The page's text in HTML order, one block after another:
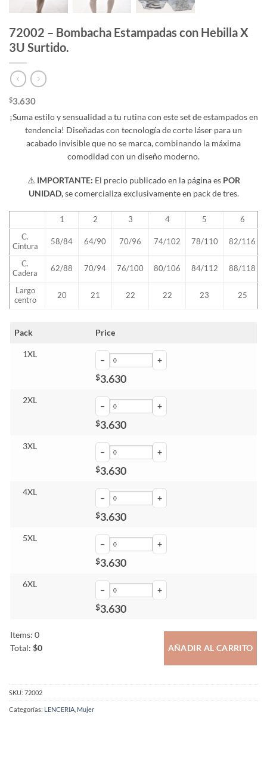
72002 – Bombacha Estampadas con Hebilla X
3U Surtido.
$3.630
¡Suma estilo y sensualidad a tu rutina con este set de estampados en
tendencia! Diseñadas con tecnología de corte láser para un
acabado invisible que no se marca, combinando la máxima
comodidad con un diseño moderno.
⚠️ IMPORTANTE: El precio publicado en la página es POR
UNIDAD,se comercializa exclusivamente en pack de tres.
1 2 3 4 5
6
C.
Cintura
58/84 64/90 70/96 74/102 78/110 82/116
C.
Cadera
62/88 70/94 76/100 80/106 84/112 88/118
Largo
centro
20 21 22 22 23 25
Pack Price
1XL
−
+
$3.630
2XL
−
+
$3.630
3XL
−
+
$3.630
4XL
−
+
$3.630
5XL
−
+
$3.630
6XL
−
+
$3.630
Items: 0
Total: $0
Your
total
is
AÑADIR AL CARRITO
SKU: 72002
Categorías: LENCERIA Mujer